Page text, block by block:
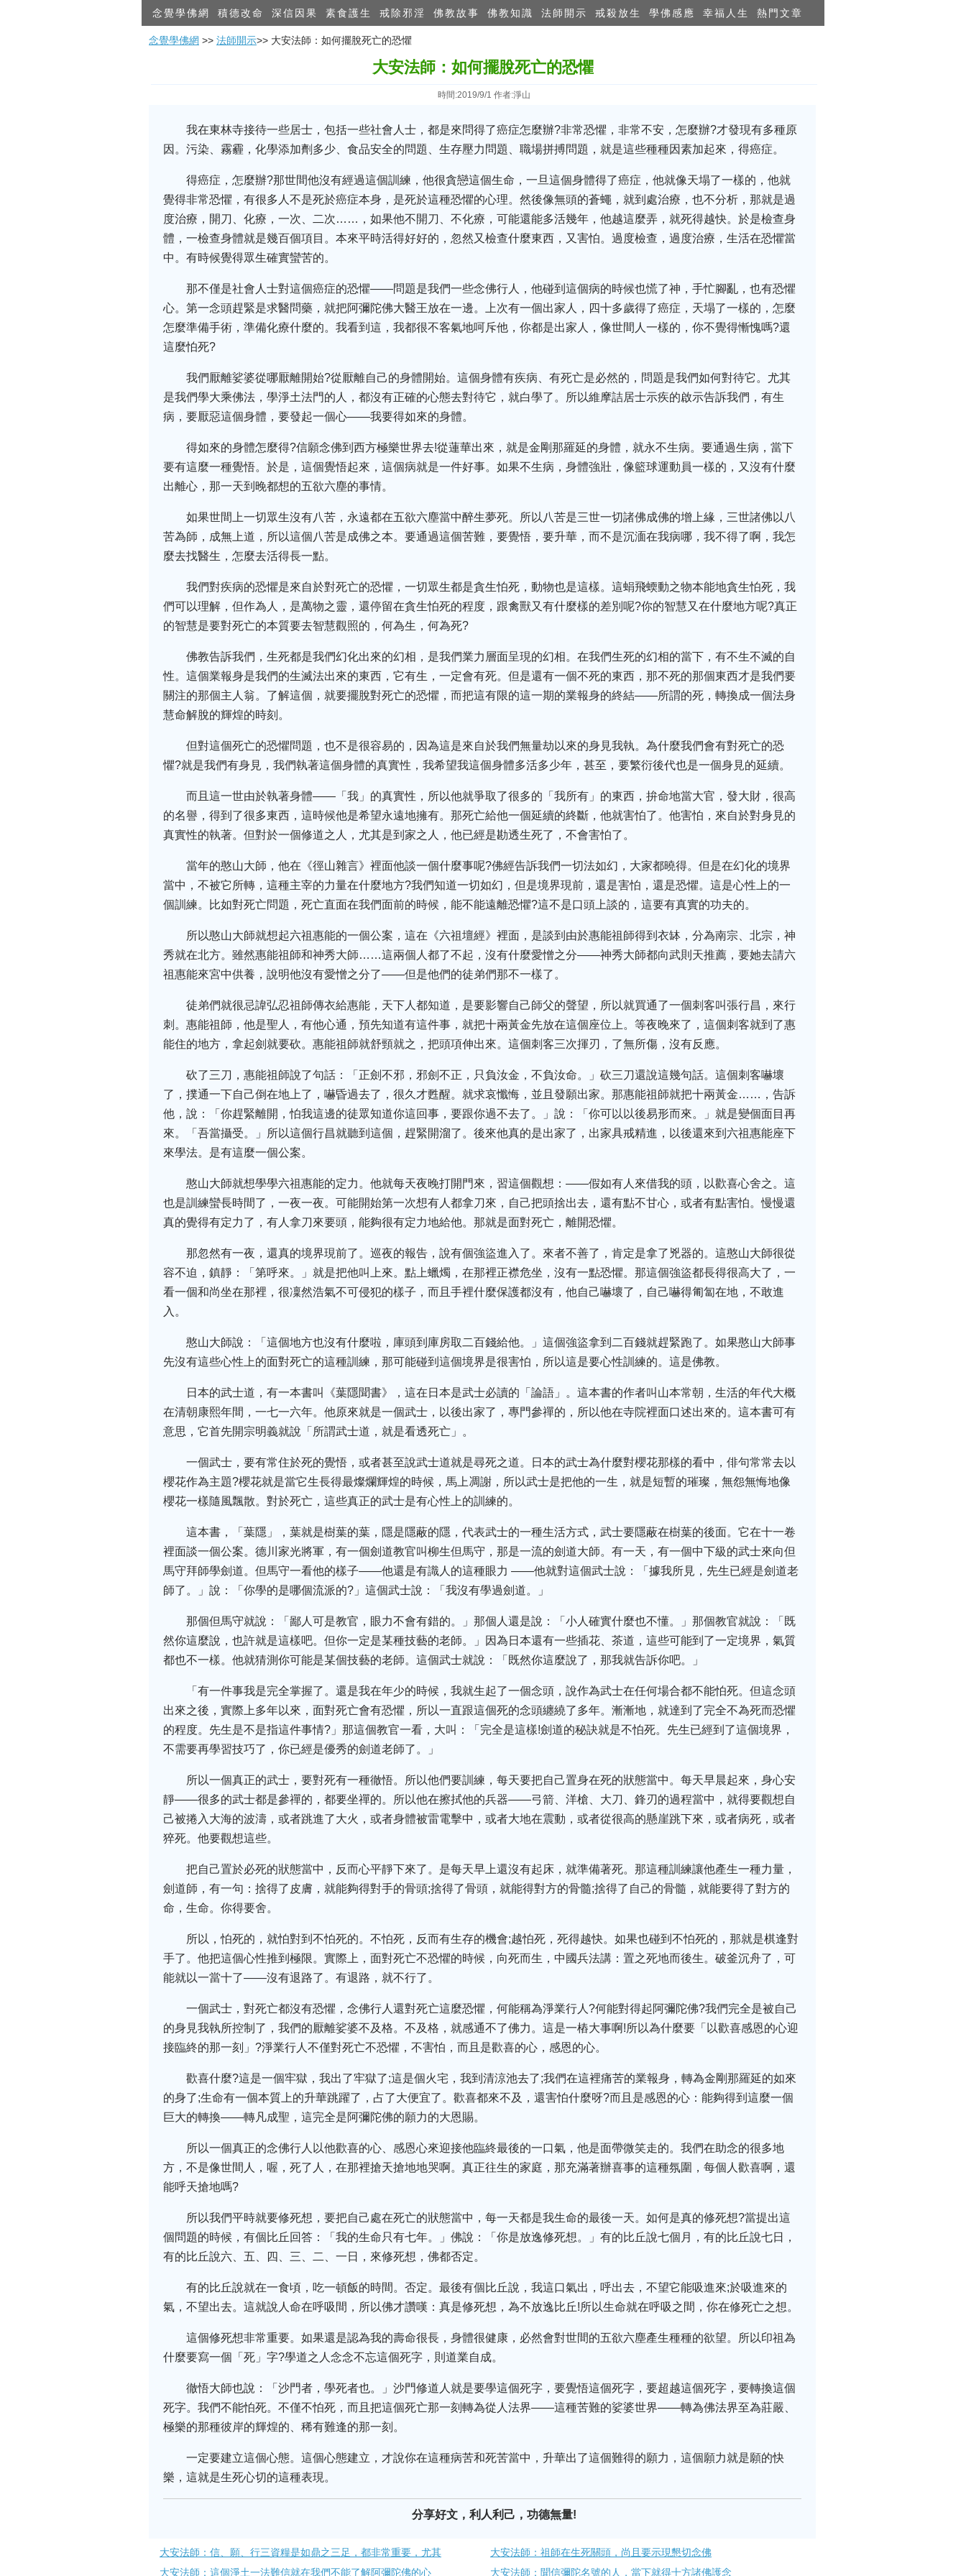
念覺學佛網 積德改命 深信因果 素食護生 戒除邪淫 佛教故事 佛教知識 法師開示 戒殺放生 學佛感應 幸福人生 熱門文章
念覺學佛網 >> 法師開示>> 大安法師：如何擺脫死亡的恐懼
大安法師：如何擺脫死亡的恐懼
時間:2019/9/1 作者:淨山
我在東林寺接待一些居士，包括一些社會人士，都是來問得了癌症怎麼辦?非常恐懼，非常不安，怎麼辦?才發現有多種原
因。污染、霧霾，化學添加劑多少、食品安全的問題、生存壓力問題、職場拼搏問題，就是這些種種因素加起來，得癌症。
得癌症，怎麼辦?那世間他沒有經過這個訓練，他很貪戀這個生命，一旦這個身體得了癌症，他就像天塌了一樣的，他就
覺得非常恐懼，有很多人不是死於癌症本身，是死於這種恐懼的心理。然後像無頭的蒼蠅，就到處治療，也不分析，那就是過
度治療，開刀、化療，一次、二次……，如果他不開刀、不化療，可能還能多活幾年，他越這麼弄，就死得越快。於是檢查身
體，一檢查身體就是幾百個項目。本來平時活得好好的，忽然又檢查什麼東西，又害怕。過度檢查，過度治療，生活在恐懼當
中。有時候覺得眾生確實蠻苦的。
那不僅是社會人士對這個癌症的恐懼——問題是我們一些念佛行人，他碰到這個病的時候也慌了神，手忙腳亂，也有恐懼
心。第一念頭趕緊是求醫問藥，就把阿彌陀佛大醫王放在一邊。上次有一個出家人，四十多歲得了癌症，天塌了一樣的，怎麼
怎麼準備手術，準備化療什麼的。我看到這，我都很不客氣地呵斥他，你都是出家人，像世間人一樣的，你不覺得慚愧嗎?還
這麼怕死?
我們厭離娑婆從哪厭離開始?從厭離自己的身體開始。這個身體有疾病、有死亡是必然的，問題是我們如何對待它。尤其
是我們學大乘佛法，學淨土法門的人，都沒有正確的心態去對待它，就白學了。所以維摩詰居士示疾的啟示告訴我們，有生
病，要厭惡這個身體，要發起一個心——我要得如來的身體。
得如來的身體怎麼得?信願念佛到西方極樂世界去!從蓮華出來，就是金剛那羅延的身體，就永不生病。要通過生病，當下
要有這麼一種覺悟。於是，這個覺悟起來，這個病就是一件好事。如果不生病，身體強壯，像籃球運動員一樣的，又沒有什麼
出離心，那一天到晚都想的五欲六塵的事情。
如果世間上一切眾生沒有八苦，永遠都在五欲六塵當中醉生夢死。所以八苦是三世一切諸佛成佛的增上緣，三世諸佛以八
苦為師，成無上道，所以這個八苦是成佛之本。要通過這個苦難，要覺悟，要升華，而不是沉湎在我病哪，我不得了啊，我怎
麼去找醫生，怎麼去活得長一點。
我們對疾病的恐懼是來自於對死亡的恐懼，一切眾生都是貪生怕死，動物也是這樣。這蜎飛蝡動之物本能地貪生怕死，我
們可以理解，但作為人，是萬物之靈，還停留在貪生怕死的程度，跟禽獸又有什麼樣的差別呢?你的智慧又在什麼地方呢?真正
的智慧是要對死亡的本質要去智慧觀照的，何為生，何為死?
佛教告訴我們，生死都是我們幻化出來的幻相，是我們業力層面呈現的幻相。在我們生死的幻相的當下，有不生不滅的自
性。這個業報身是我們的生滅法出來的東西，它有生，一定會有死。但是還有一個不死的東西，那不死的那個東西才是我們要
關注的那個主人翁。了解這個，就要擺脫對死亡的恐懼，而把這有限的這一期的業報身的終結——所謂的死，轉換成一個法身
慧命解脫的輝煌的時刻。
但對這個死亡的恐懼問題，也不是很容易的，因為這是來自於我們無量劫以來的身見我執。為什麼我們會有對死亡的恐
懼?就是我們有身見，我們執著這個身體的真實性，我希望我這個身體多活多少年，甚至，要繁衍後代也是一個身見的延續。
而且這一世由於執著身體——「我」的真實性，所以他就爭取了很多的「我所有」的東西，拚命地當大官，發大財，很高
的名譽，得到了很多東西，這時候他是希望永遠地擁有。那死亡給他一個延續的終斷，他就害怕了。他害怕，來自於對身見的
真實性的執著。但對於一個修道之人，尤其是到家之人，他已經是勘透生死了，不會害怕了。
當年的憨山大師，他在《徑山雜言》裡面他談一個什麼事呢?佛經告訴我們一切法如幻，大家都曉得。但是在幻化的境界
當中，不被它所轉，這種主宰的力量在什麼地方?我們知道一切如幻，但是境界現前，還是害怕，還是恐懼。這是心性上的一
個訓練。比如對死亡問題，死亡直面在我們面前的時候，能不能遠離恐懼?這不是口頭上談的，這要有真實的功夫的。
所以憨山大師就想起六祖惠能的一個公案，這在《六祖壇經》裡面，是談到由於惠能祖師得到衣缽，分為南宗、北宗，神
秀就在北方。雖然惠能祖師和神秀大師……這兩個人都了不起，沒有什麼愛憎之分——神秀大師都向武則天推薦，要她去請六
祖惠能來宮中供養，說明他沒有愛憎之分了——但是他們的徒弟們那不一樣了。
徒弟們就很忌諱弘忍祖師傳衣給惠能，天下人都知道，是要影響自己師父的聲望，所以就買通了一個刺客叫張行昌，來行
刺。惠能祖師，他是聖人，有他心通，預先知道有這件事，就把十兩黃金先放在這個座位上。等夜晚來了，這個刺客就到了惠
能住的地方，拿起劍就要砍。惠能祖師就舒頸就之，把頭項伸出來。這個刺客三次揮刃，了無所傷，沒有反應。
砍了三刀，惠能祖師說了句話：「正劍不邪，邪劍不正，只負汝金，不負汝命。」砍三刀還說這幾句話。這個刺客嚇壞
了，撲通一下自己倒在地上了，嚇昏過去了，很久才甦醒。就求哀懺悔，並且發願出家。那惠能祖師就把十兩黃金……，告訴
他，說：「你趕緊離開，怕我這邊的徒眾知道你這回事，要跟你過不去了。」說：「你可以以後易形而來。」就是變個面目再
來。「吾當攝受。」所以這個行昌就聽到這個，趕緊開溜了。後來他真的是出家了，出家具戒精進，以後還來到六祖惠能座下
來學法。是有這麼一個公案。
憨山大師就想學學六祖惠能的定力。他就每天夜晚打開門來，習這個觀想：——假如有人來借我的頭，以歡喜心舍之。這
也是訓練蠻長時間了，一夜一夜。可能開始第一次想有人都拿刀來，自己把頭捨出去，還有點不甘心，或者有點害怕。慢慢還
真的覺得有定力了，有人拿刀來要頭，能夠很有定力地給他。那就是面對死亡，離開恐懼。
那忽然有一夜，還真的境界現前了。巡夜的報告，說有個強盜進入了。來者不善了，肯定是拿了兇器的。這憨山大師很從
容不迫，鎮靜：「第呼來。」就是把他叫上來。點上蠟燭，在那裡正襟危坐，沒有一點恐懼。那這個強盜都長得很高大了，一
看一個和尚坐在那裡，很凜然浩氣不可侵犯的樣子，而且手裡什麼保護都沒有，他自己嚇壞了，自己嚇得匍匐在地，不敢進
入。
憨山大師說：「這個地方也沒有什麼啦，庫頭到庫房取二百錢給他。」這個強盜拿到二百錢就趕緊跑了。如果憨山大師事
先沒有這些心性上的面對死亡的這種訓練，那可能碰到這個境界是很害怕，所以這是要心性訓練的。這是佛教。
日本的武士道，有一本書叫《葉隱聞書》，這在日本是武士必讀的「論語」。這本書的作者叫山本常朝，生活的年代大概
在清朝康熙年間，一七一六年。他原來就是一個武士，以後出家了，專門參禪的，所以他在寺院裡面口述出來的。這本書可有
意思，它首先開宗明義就說「所謂武士道，就是看透死亡」。
一個武士，要有常住於死的覺悟，或者甚至說武士道就是尋死之道。日本的武士為什麼對櫻花那樣的看中，俳句常常去以
櫻花作為主題?櫻花就是當它生長得最燦爛輝煌的時候，馬上凋謝，所以武士是把他的一生，就是短暫的璀璨，無怨無悔地像
櫻花一樣隨風飄散。對於死亡，這些真正的武士是有心性上的訓練的。
這本書，「葉隱」，葉就是樹葉的葉，隱是隱蔽的隱，代表武士的一種生活方式，武士要隱蔽在樹葉的後面。它在十一卷
裡面談一個公案。德川家光將軍，有一個劍道教官叫柳生但馬守，那是一流的劍道大師。有一天，有一個中下級的武士來向但
馬守拜師學劍道。但馬守一看他的樣子——他還是有識人的這種眼力 ——他就對這個武士說：「據我所見，先生已經是劍道老
師了。」說：「你學的是哪個流派的?」這個武士說：「我沒有學過劍道。」
那個但馬守就說：「鄙人可是教官，眼力不會有錯的。」那個人還是說：「小人確實什麼也不懂。」那個教官就說：「既
然你這麼說，也許就是這樣吧。但你一定是某種技藝的老師。」因為日本還有一些插花、茶道，這些可能到了一定境界，氣質
都也不一樣。他就猜測你可能是某個技藝的老師。這個武士就說：「既然你這麼說了，那我就告訴你吧。」
「有一件事我是完全掌握了。還是我在年少的時候，我就生起了一個念頭，說作為武士在任何場合都不能怕死。但這念頭
出來之後，實際上多年以來，面對死亡會有恐懼，所以一直跟這個死的念頭纏繞了多年。漸漸地，就達到了完全不為死而恐懼
的程度。先生是不是指這件事情?」那這個教官一看，大叫：「完全是這樣!劍道的秘訣就是不怕死。先生已經到了這個境界，
不需要再學習技巧了，你已經是優秀的劍道老師了。」
所以一個真正的武士，要對死有一種徹悟。所以他們要訓練，每天要把自己置身在死的狀態當中。每天早晨起來，身心安
靜——很多的武士都是參禪的，都要坐禪的。所以他在擦拭他的兵器——弓箭、洋槍、大刀、鋒刃的過程當中，就得要觀想自
己被捲入大海的波濤，或者跳進了大火，或者身體被雷電擊中，或者大地在震動，或者從很高的懸崖跳下來，或者病死，或者
猝死。他要觀想這些。
把自己置於必死的狀態當中，反而心平靜下來了。是每天早上還沒有起床，就準備著死。那這種訓練讓他產生一種力量，
劍道師，有一句：捨得了皮膚，就能夠得對手的骨頭;捨得了骨頭，就能得對方的骨髓;捨得了自己的骨髓，就能要得了對方的
命，生命。你得要舍。
所以，怕死的，就怕對到不怕死的。不怕死，反而有生存的機會;越怕死，死得越快。如果也碰到不怕死的，那就是棋逢對
手了。他把這個心性推到極限。實際上，面對死亡不恐懼的時候，向死而生，中國兵法講：置之死地而後生。破釜沉舟了，可
能就以一當十了——沒有退路了。有退路，就不行了。
一個武士，對死亡都沒有恐懼，念佛行人還對死亡這麼恐懼，何能稱為淨業行人?何能對得起阿彌陀佛?我們完全是被自己
的身見我執所控制了，我們的厭離娑婆不及格。不及格，就感通不了佛力。這是一樁大事啊!所以為什麼要「以歡喜感恩的心迎
接臨終的那一刻」?淨業行人不僅對死亡不恐懼，不害怕，而且是歡喜的心，感恩的心。
歡喜什麼?這是一個牢獄，我出了牢獄了;這是個火宅，我到清涼池去了;我們在這裡痛苦的業報身，轉為金剛那羅延的如來
的身了;生命有一個本質上的升華跳躍了，占了大便宜了。歡喜都來不及，還害怕什麼呀?而且是感恩的心：能夠得到這麼一個
巨大的轉換——轉凡成聖，這完全是阿彌陀佛的願力的大恩賜。
所以一個真正的念佛行人以他歡喜的心、感恩心來迎接他臨終最後的一口氣，他是面帶微笑走的。我們在助念的很多地
方，不是像世間人，喔，死了人，在那裡搶天搶地地哭啊。真正往生的家庭，那充滿著辦喜事的這種氛圍，每個人歡喜啊，還
能呼天搶地嗎?
所以我們平時就要修死想，要把自己處在死亡的狀態當中，每一天都是我生命的最後一天。如何是真的修死想?當提出這
個問題的時候，有個比丘回答：「我的生命只有七年。」佛說：「你是放逸修死想。」有的比丘說七個月，有的比丘說七日，
有的比丘說六、五、四、三、二、一日，來修死想，佛都否定。
有的比丘說就在一食頃，吃一頓飯的時間。否定。最後有個比丘說，我這口氣出，呼出去，不望它能吸進來;於吸進來的
氣，不望出去。這就說人命在呼吸間，所以佛才讚嘆：真是修死想，為不放逸比丘!所以生命就在呼吸之間，你在修死亡之想。
這個修死想非常重要。如果還是認為我的壽命很長，身體很健康，必然會對世間的五欲六塵產生種種的欲望。所以印祖為
什麼要寫一個「死」字?學道之人念念不忘這個死字，則道業自成。
徹悟大師也說：「沙門者，學死者也。」沙門修道人就是要學這個死字，要覺悟這個死字，要超越這個死字，要轉換這個
死字。我們不能怕死。不僅不怕死，而且把這個死亡那一刻轉為從人法界——這種苦難的娑婆世界——轉為佛法界至為莊嚴、
極樂的那種彼岸的輝煌的、稀有難逢的那一刻。
一定要建立這個心態。這個心態建立，才說你在這種病苦和死苦當中，升華出了這個難得的願力，這個願力就是願的快
樂，這就是生死心切的這種表現。
分享好文，利人利己，功德無量!
大安法師：信、願、行三資糧是如鼎之三足，都非常重要，尤其
大安法師：祖師在生死關頭，尚且要示現懇切念佛
大安法師：這個淨土一法難信就在我們不能了解阿彌陀佛的心
大安法師：聞信彌陀名號的人，當下就得十方諸佛護念